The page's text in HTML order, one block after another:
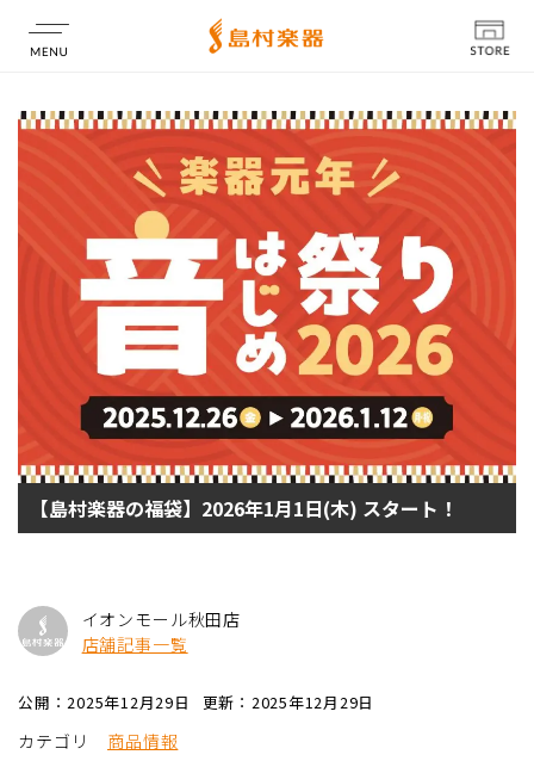
店舗情報
【島村楽器の福袋】2026年1月1日(木) スタート！
イオンモール秋田店
店舗記事一覧
公開：2025年12月29日 更新：2025年12月29日
カテゴリ 商品情報